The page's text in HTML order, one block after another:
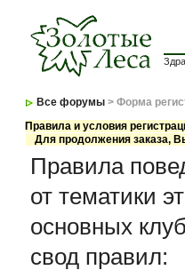
Все форумы > Форма
Правила и условия
Для продолжения заказа,
Правила
от тематики
основных
свод правил: